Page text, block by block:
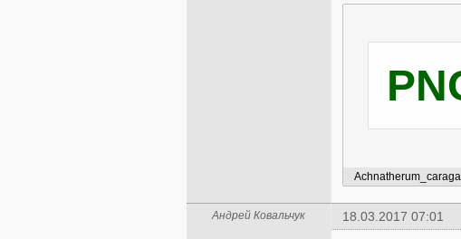
Андрей Ковальчук 18.03.2017 07:01